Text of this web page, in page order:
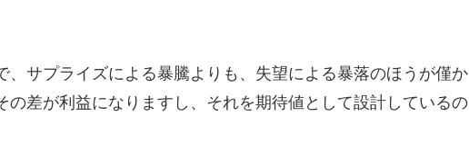
、サプライズによる暴騰よりも、失望による暴落のほうが僅か
の差が利益になりますし、それを期待値として設計しているの